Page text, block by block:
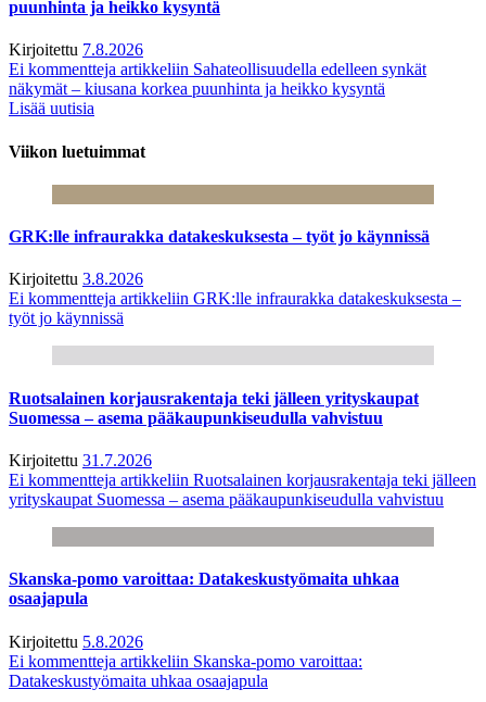
puunhinta ja heikko kysyntä
Kirjoitettu 7.8.2026
Ei kommentteja artikkeliin Sahateollisuudella edelleen synkät
näkymät – kiusana korkea puunhinta ja heikko kysyntä
Lisää uutisia
Viikon luetuimmat
GRK:lle infraurakka datakeskuksesta – työt jo käynnissä
Kirjoitettu 3.8.2026
Ei kommentteja artikkeliin GRK:lle infraurakka datakeskuksesta –
työt jo käynnissä
Ruotsalainen korjausrakentaja teki jälleen yrityskaupat
Suomessa – asema pääkaupunkiseudulla vahvistuu
Kirjoitettu 31.7.2026
Ei kommentteja artikkeliin Ruotsalainen korjausrakentaja teki jälleen
yrityskaupat Suomessa – asema pääkaupunkiseudulla vahvistuu
Skanska-pomo varoittaa: Datakeskustyömaita uhkaa
osaajapula
Kirjoitettu 5.8.2026
Ei kommentteja artikkeliin Skanska-pomo varoittaa:
Datakeskustyömaita uhkaa osaajapula